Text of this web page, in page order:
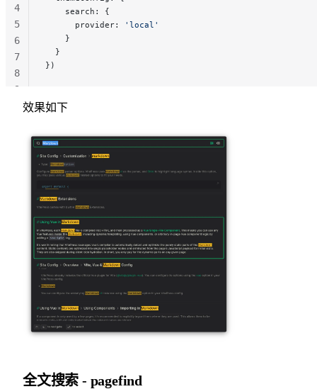
    search: {
      provider:
'local'
    }
  }
})
4
5
6
7
8
9
效果如下
全文搜索 - pagefind